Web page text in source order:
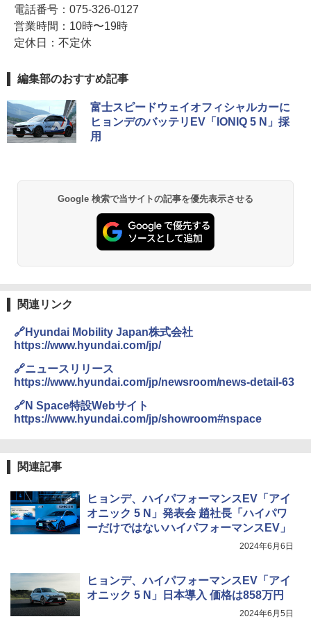
電話番号：075-326-0127
営業時間：10時〜19時
定休日：不定休
編集部のおすすめ記事
富士スピードウェイオフィシャルカーに
ヒョンデのバッテリEV「IONIQ 5 N」採
用
Google 検索で当サイトの記事を優先表示させる
関連リンク
🔗Hyundai Mobility Japan株式会社
https://www.hyundai.com/jp/
🔗ニュースリリース
https://www.hyundai.com/jp/newsroom/news-detail-63
🔗N Space特設Webサイト
https://www.hyundai.com/jp/showroom#nspace
関連記事
ヒョンデ、ハイパフォーマンスEV「アイ
オニック 5 N」発表会 趙社長「ハイパワ
ーだけではないハイパフォーマンスEV」
2024年6月6日
ヒョンデ、ハイパフォーマンスEV「アイ
オニック 5 N」日本導入 価格は858万円
2024年6月5日